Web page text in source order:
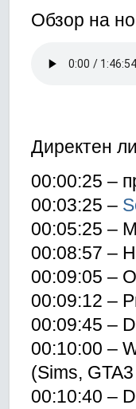
Обзор на
Директен
00:00:25 –
00:03:25 –
00:05:25 –
00:08:57 –
00:09:05 –
00:09:12 –
00:09:45 –
00:10:00 –
(Sims,
00:10:40 –